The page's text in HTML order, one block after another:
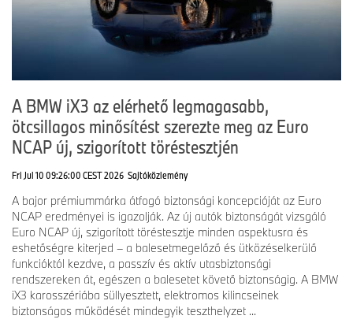
A BMW iX3 az elérhető legmagasabb,
ötcsillagos minősítést szerezte meg az Euro
NCAP új, szigorított töréstesztjén
Fri Jul 10 09:26:00 CEST 2026 Sajtóközlemény
A bajor prémiummárka átfogó biztonsági koncepcióját az Euro
NCAP eredményei is igazolják. Az új autók biztonságát vizsgáló
Euro NCAP új, szigorított töréstesztje minden aspektusra és
eshetőségre kiterjed – a balesetmegelőző és ütközéselkerülő
funkcióktól kezdve, a passzív és aktív utasbiztonsági
rendszereken át, egészen a balesetet követő biztonságig. A BMW
iX3 karosszériába süllyesztett, elektromos kilincseinek
biztonságos működését mindegyik teszthelyzet ...